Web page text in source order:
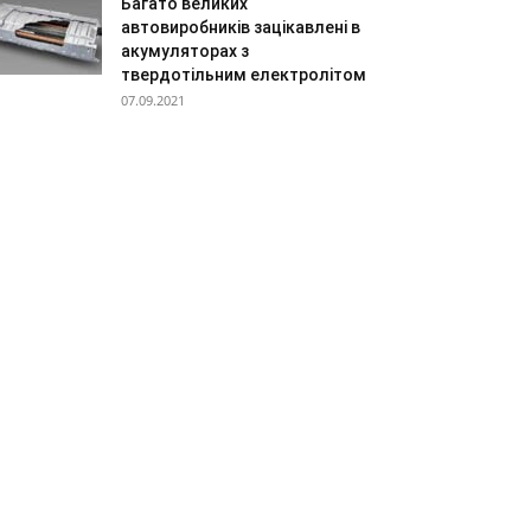
автовиробників зацікавлені в
акумуляторах з
твердотільним електролітом
07.09.2021